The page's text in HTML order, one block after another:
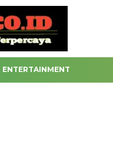
ENTERTAINMENT